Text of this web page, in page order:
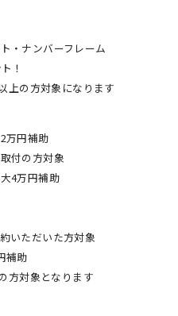
・ナンバーフレーム
！
上の方対象になります
万円補助
付の方対象
4万円補助
いただいた方対象
補助
方対象となります